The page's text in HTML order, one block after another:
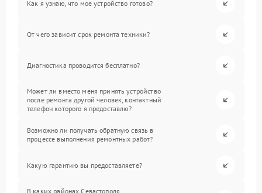
Как я узнаю, что мое устройство готово?
От чего зависит срок ремонта техники?
Диагностика проводится бесплатно?
Может ли вместо меня принять устройство
после ремонта другой человек, контактный
телефон которого я предоставлю?
Возможно ли получать обратную связь в
процессе выполнения ремонтных работ?
Какую гарантию вы предоставляете?
В каких районах Севастополя